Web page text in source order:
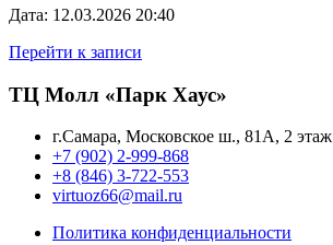
Дата: 12.03.2026 20:40
Перейти к записи
ТЦ Молл «Парк Хаус»
г.Самара, Московское ш., 81А, 2 этаж
+7 (902) 2-999-868
+8 (846) 3-722-553
virtuoz66@mail.ru
Политика конфиденциальности